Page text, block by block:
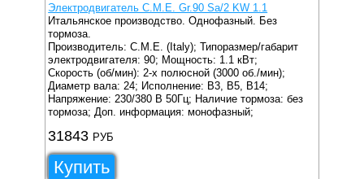
Электродвигатель C.M.E. Gr.90 Sa/2 KW 1.1
Итальянское производство. Однофазный. Без
тормоза.
Производитель: C.M.E. (Italy); Типоразмер/габарит
электродвигателя: 90; Мощность: 1.1 кВт;
Скорость (об/мин): 2-х полюсной (3000 об./мин);
Диаметр вала: 24; Исполнение: B3, B5, B14;
Напряжение: 230/380 В 50Гц; Наличие тормоза: без
тормоза; Доп. информация: монофазный;
31843 РУБ
Купить